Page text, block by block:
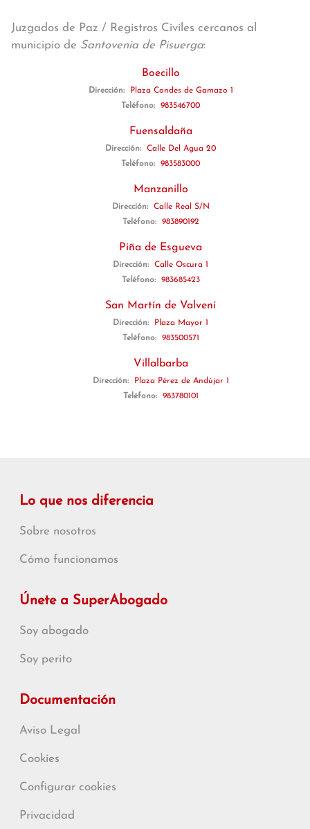
Juzgados de Paz / Registros Civiles cercanos al
municipio de Santovenia de Pisuerga:
Boecillo
Dirección:
Plaza Condes de Gamazo 1
Teléfono:
983546700
Fuensaldaña
Dirección:
Calle Del Agua 20
Teléfono:
983583000
Manzanillo
Dirección:
Calle Real S/N
Teléfono:
983890192
Piña de Esgueva
Dirección:
Calle Oscura 1
Teléfono:
983685423
San Martín de Valvení
Dirección:
Plaza Mayor 1
Teléfono:
983500571
Villalbarba
Dirección:
Plaza Pérez de Andújar 1
Teléfono:
983780101
Lo que nos diferencia
Sobre nosotros
Cómo funcionamos
Únete a SuperAbogado
Soy abogado
Soy perito
Documentación
Aviso Legal
Cookies
Configurar cookies
Privacidad